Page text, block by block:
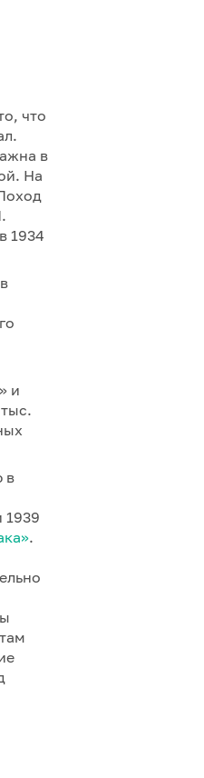
что
в
На
1934
и
в
1939
.